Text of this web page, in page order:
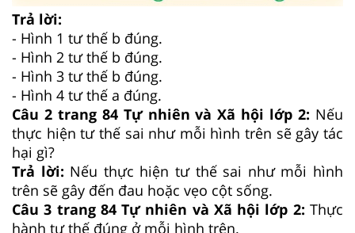
Trả lời:
- Hình 1 tư thế b đúng.
- Hình 2 tư thế b đúng.
- Hình 3 tư thế b đúng.
- Hình 4 tư thế a đúng.
Câu 2 trang 84 Tự nhiên và Xã hội lớp 2: Nếu
thực hiện tư thế sai như mỗi hình trên sẽ gây tác
hại gì?
Trả lời: Nếu thực hiện tư thế sai như mỗi hình
trên sẽ gây đến đau hoặc vẹo cột sống.
Câu 3 trang 84 Tự nhiên và Xã hội lớp 2: Thực
hành tư thế đúng ở mỗi hình trên.